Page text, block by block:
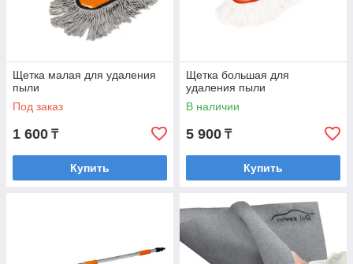
Щетка малая для удаления
пыли
Под заказ
1 600 ₸
Купить
Щетка большая для
удаления пыли
В наличии
5 900 ₸
Купить